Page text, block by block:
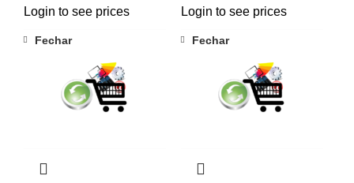
Login to see prices
Login to see prices
Fechar Fechar